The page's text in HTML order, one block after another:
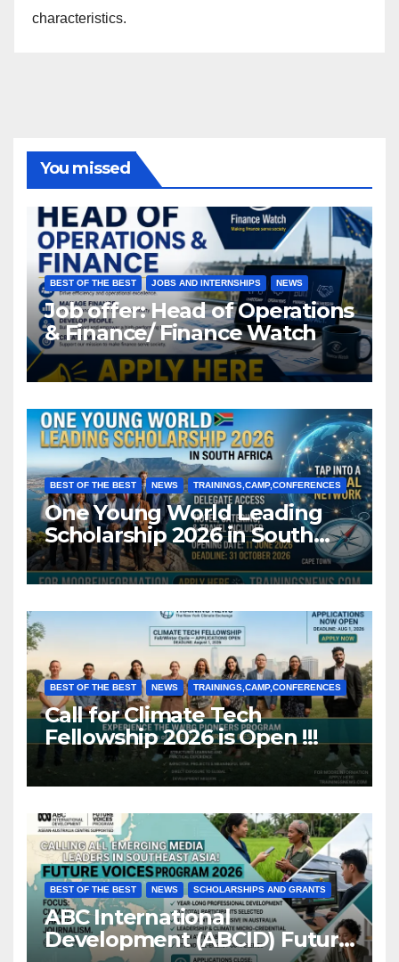
characteristics.
You missed
BEST OF THE BEST JOBS AND INTERNSHIPS NEWS
Job offer: Head of Operations
& Finance/ Finance Watch
BEST OF THE BEST NEWS TRAININGS,CAMP,CONFERENCES
One Young World Leading
Scholarship 2026 in South
Africa (Fully Funded)
BEST OF THE BEST NEWS TRAININGS,CAMP,CONFERENCES
Call for Climate Tech
Fellowship 2026 is Open !!!
BEST OF THE BEST NEWS SCHOLARSHIPS AND GRANTS
ABC International
Development (ABCID) Future